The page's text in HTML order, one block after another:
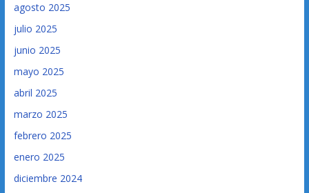
agosto 2025
julio 2025
junio 2025
mayo 2025
abril 2025
marzo 2025
febrero 2025
enero 2025
diciembre 2024